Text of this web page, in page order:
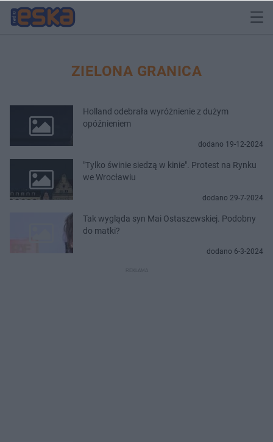
ZIELONA GRANICA
Holland odebrała wyróżnienie z dużym
opóźnieniem
dodano 19-12-2024
"Tylko świnie siedzą w kinie". Protest na Rynku
we Wrocławiu
dodano 29-7-2024
Tak wygląda syn Mai Ostaszewskiej. Podobny
do matki?
dodano 6-3-2024